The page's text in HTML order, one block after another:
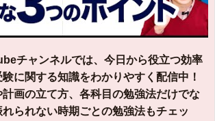
チャンネルでは、今日から役立つ効率
に関する知識をわかりやすく配信中！
画の立て方、各科目の勉強法だけでな
れられない時期ごとの勉強法もチェッ